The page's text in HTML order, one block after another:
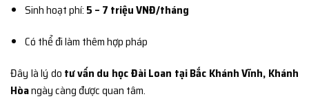
Sinh hoạt phí: 5 – 7 triệu VNĐ/tháng
Có thể đi làm thêm hợp pháp
Đây là lý do tư vấn du học Đài Loan tại Bắc Khánh Vĩnh, Khánh
Hòangày càng được quan tâm.